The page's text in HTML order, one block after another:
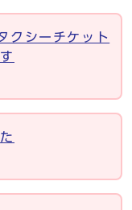
クシーチケット